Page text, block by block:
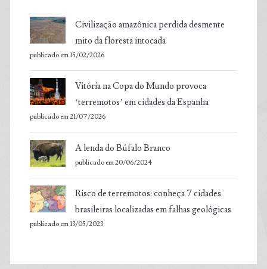
Civilização amazônica perdida desmente
mito da floresta intocada
publicado em 15/02/2026
Vitória na Copa do Mundo provoca
‘terremotos’ em cidades da Espanha
publicado em 21/07/2026
A lenda do Búfalo Branco
publicado em 20/06/2024
Risco de terremotos: conheça 7 cidades
brasileiras localizadas em falhas geológicas
publicado em 13/05/2023